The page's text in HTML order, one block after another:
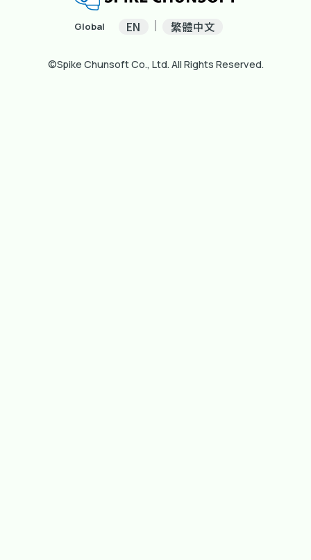
Global EN 繁體中文
©Spike Chunsoft Co., Ltd. All Rights Reserved.